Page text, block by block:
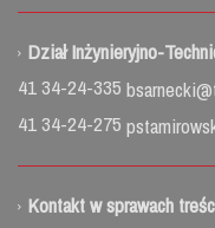
Dział Inżynieryjno-
41 34-24-335
41 34-24-275
Kontakt w sprawach